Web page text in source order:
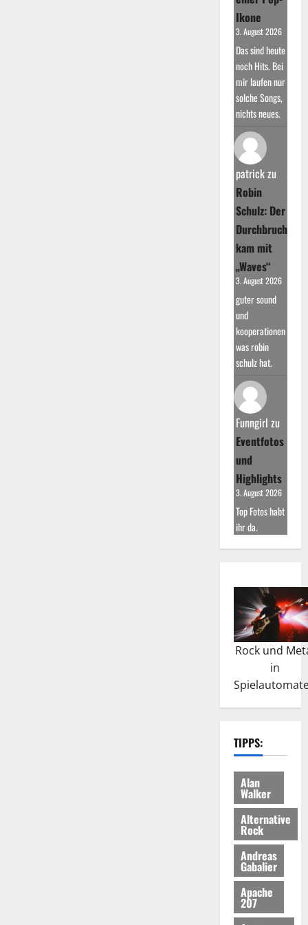
Ikone
3. August 2026
Das sind heute
noch Hits. Bei
mir laufen nur
solche Songs,
nichts neues.
patrickzu
Robin
Schulz: Der
Durchbruch
kam mit
„Waves“
3. August 2026
guter sound
und
kooperationen
was robin
schulz hat.
Funngirl zu
Eventfotos
und
Highlights
3. August 2026
Top Fotos habt
ihr da.
Rock und
in
TIPPS:
Alan
Walker
Alternative
Rock
Andreas
Gabalier
Apache
207